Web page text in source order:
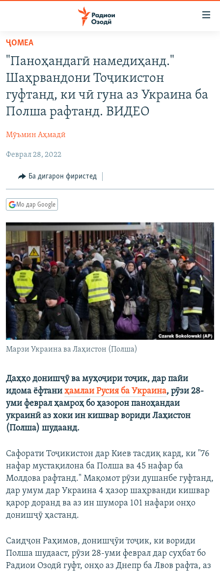
Ҷаҳиш
мояи
аслӣ
Ҷаҳиш
ба
феҳристи
Ҷаҳиш
ба
ГӮШАҲО
ИҚТИСОД
ФАРҲАНГ
МЕҲМОНИ ОЗОДӢ
ГАПИ ОЗОД
РӮЗГОРИ МУҲОҶИР
САЛОМ, ХОҲАР
ҶАНГ ДАР УКРАИНА
НАЗАРИ МАРДУМ
БЛОГИСТОН
ЧАНДРАСОНАӢ
НИГОРИСТОН
ГУЗОРИШҲОИ РАДИОӢ
КИТОБҲОИ ОЗОДӢ
Русский
ПАЙГИРӢ КУНЕД
Ҳамаи сомонаҳои RFE/RL
ҶОМEА
"Паноҳандагӣ намедиҳанд."
Шаҳрвандони Тоҷикистон
гуфтанд, ки чӣ гуна аз Украина ба
Полша рафтанд. ВИДЕО
Мӯъмин Аҳмадӣ
Феврал 28, 2022
Ба дигарон фиристед
Мо дар Google
Марзи Украина ва Лаҳистон (Полша)
Даҳҳо донишҷӯ ва муҳоҷири тоҷик, дар пайи
идома ёфтани ҳамлаи Русия ба Украина, рӯзи 28-
уми феврал ҳамроҳ бо ҳазорон паноҳандаи
украинӣ аз хоки ин кишвар вориди Лаҳистон
(Полша) шудаанд.
Сафорати Тоҷикистон дар Киев тасдиқ кард, ки "76
нафар мустақилона ба Полша ва 45 нафар ба
Молдова рафтанд." Мақомот рӯзи душанбе гуфтанд,
дар умум дар Украина 4 ҳазор шаҳрванди кишвар
қарор доранд ва аз ин шумора 101 нафари онҳо
донишҷӯ ҳастанд.
Саидҷон Раҳимов, донишҷӯи тоҷик, ки вориди
Полша шудааст, рӯзи 28-уми феврал дар суҳбат бо
Радиои Озодӣ гуфт, онҳо аз Днепр ба Лвов рафта, аз